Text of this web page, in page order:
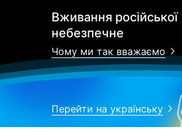
Вживання російської
небезпечне
Чому ми так вважаємо
Перейти на українську